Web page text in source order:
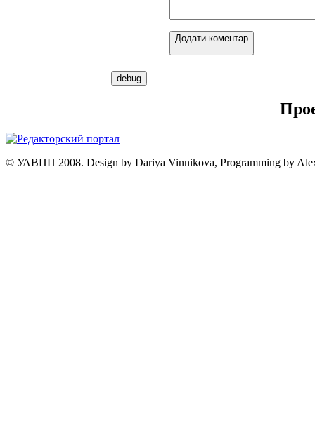
Додати коментар
© УАВПП 2008. Design by Dariya Vinnikova, Programming by